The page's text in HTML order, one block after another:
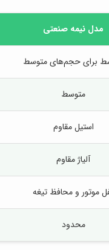
مدل نیمه صنعتی
برای حجم‌های متوسط
متوسط
استیل مقاوم
آلیاژ مقاوم
موتور و محافظ تیغه
محدود